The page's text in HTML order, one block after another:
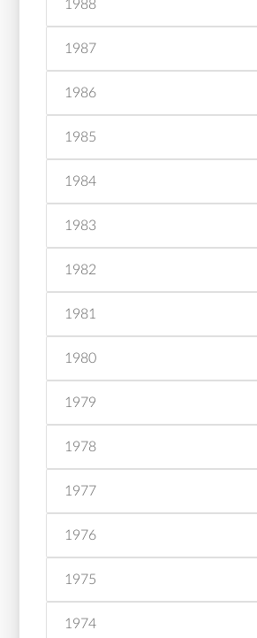
1988
1987
1986
1985
1984
1983
1982
1981
1980
1979
1978
1977
1976
1975
1974